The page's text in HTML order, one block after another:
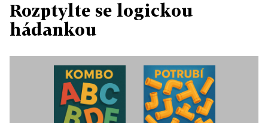
Rozptylte se logickou
hádankou